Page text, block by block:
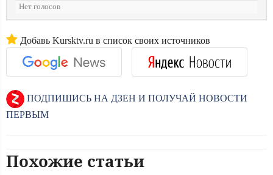
Нет голосов
Добавь Kursktv.ru в список своих источников
ПОДПИШИСЬ НА ДЗЕН И ПОЛУЧАЙ НОВОСТИ
ПЕРВЫМ
Похожие статьи